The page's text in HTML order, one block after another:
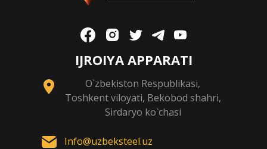
IJROIYA APPARATI
O`zbekiston Respublikasi,
Toshkent viloyati, Bekobod shahri,
Sirdaryo ko`chasi
Info@uzbeksteel.uz